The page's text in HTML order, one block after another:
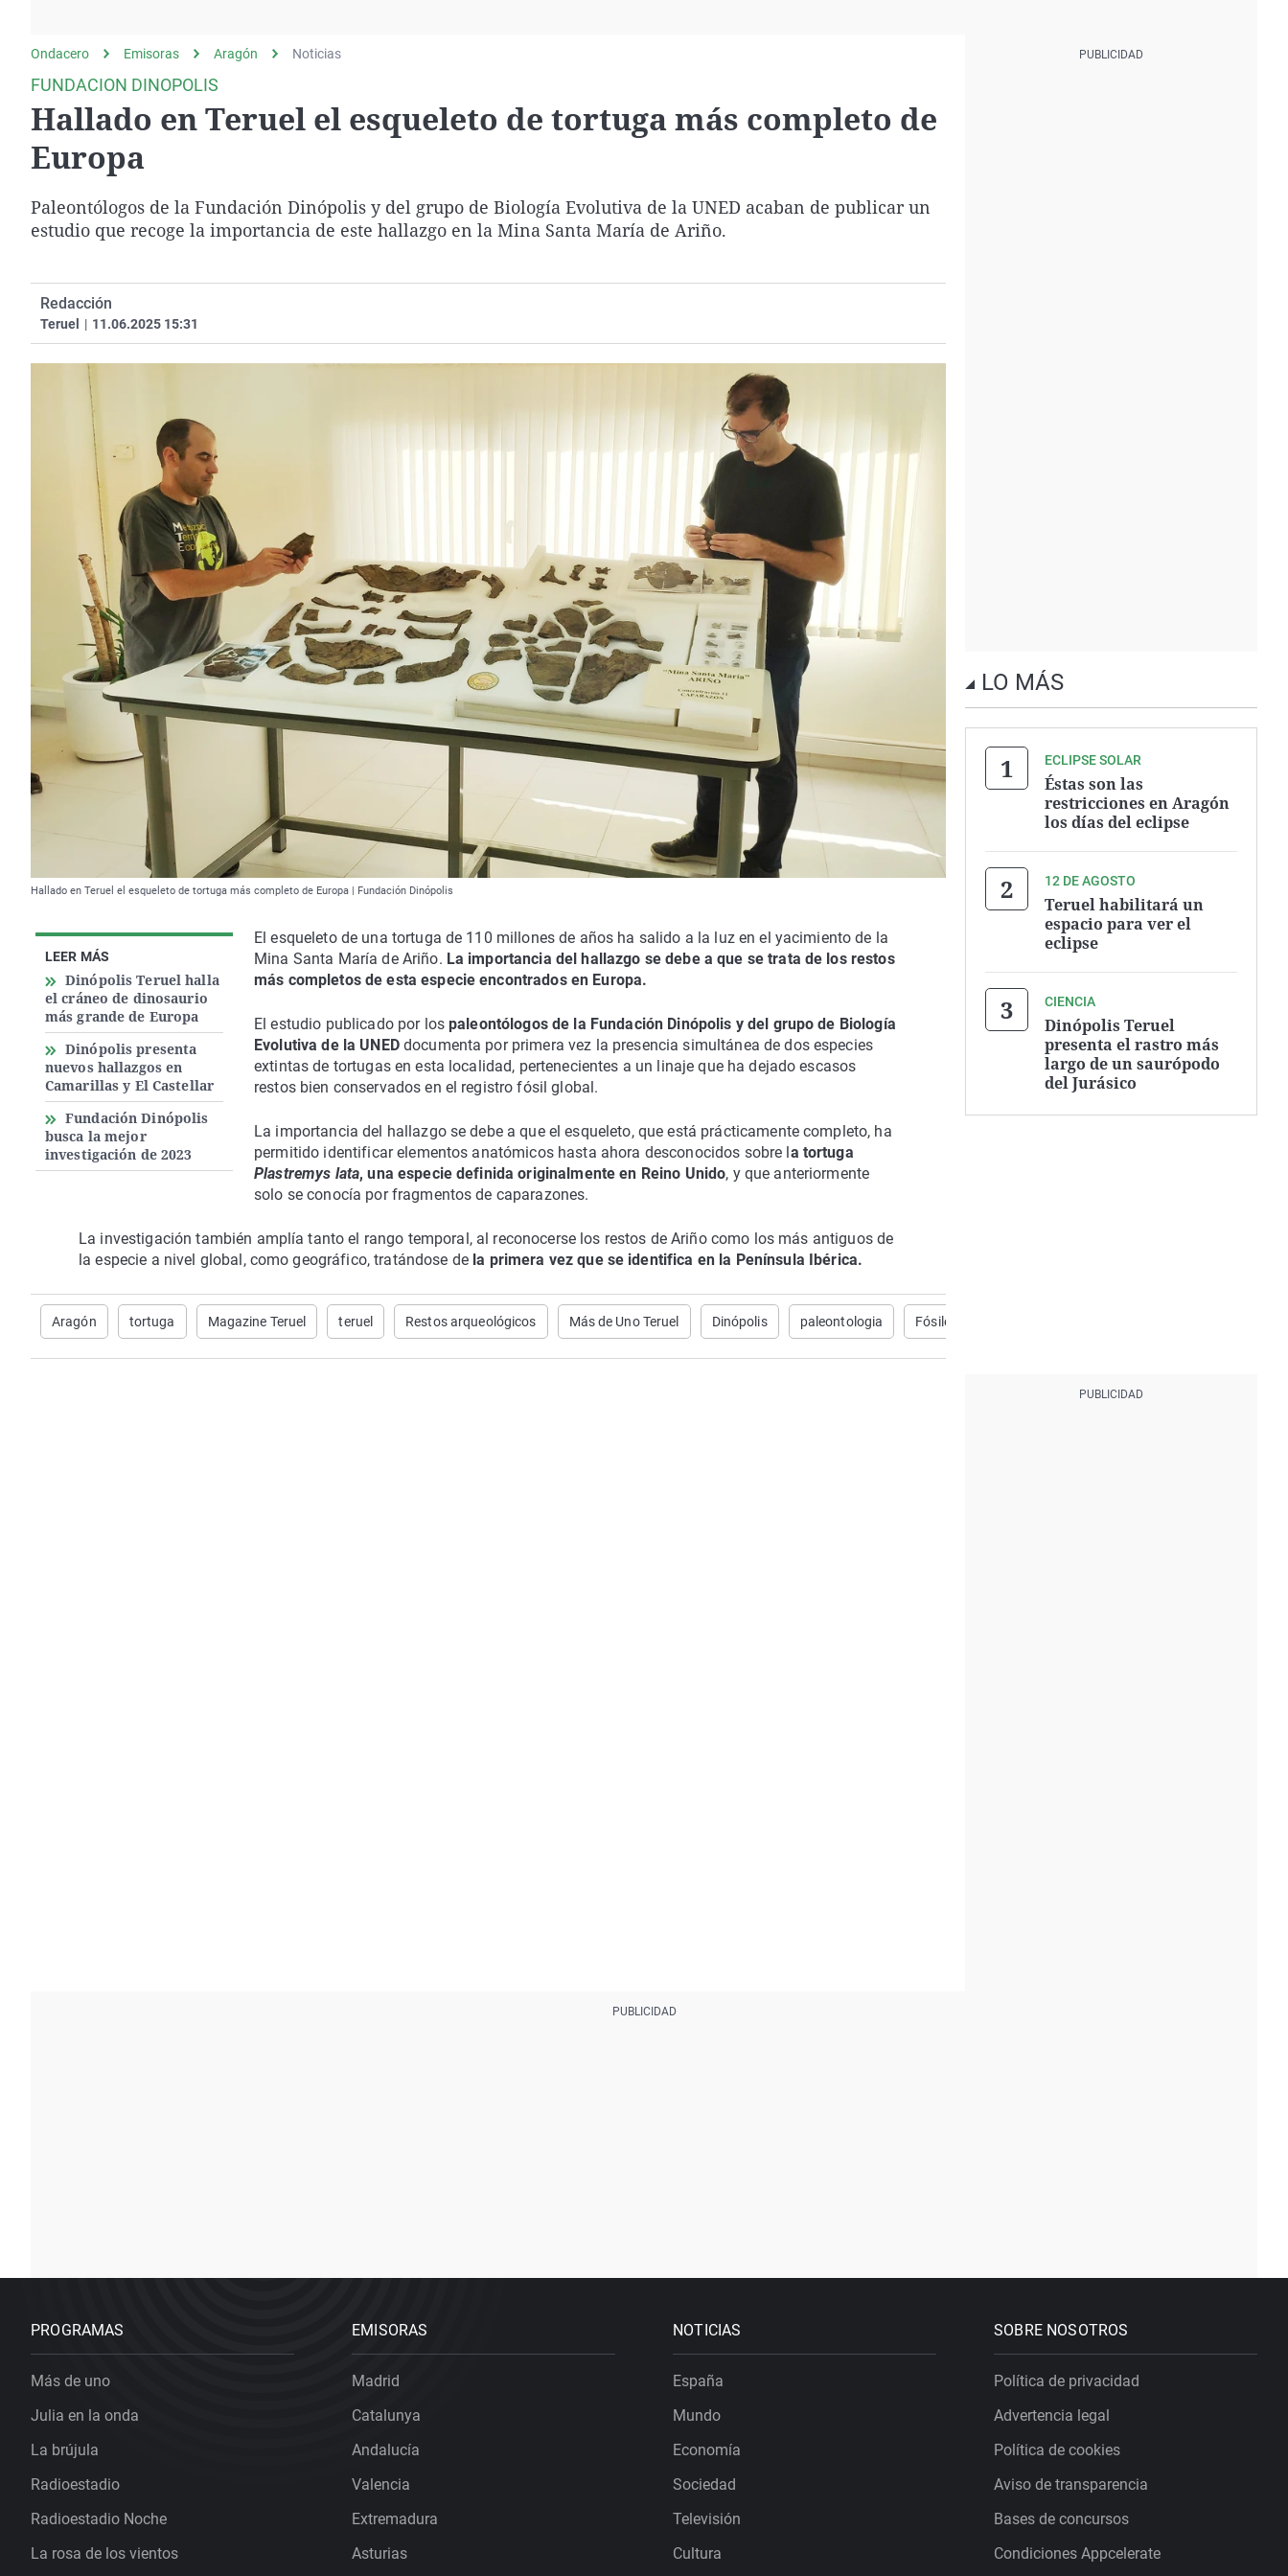
gato
Operación Viuda
Negra
Navarra
País Vasco
Ondacero Emisoras Aragón Noticias
FUNDACION DINOPOLIS
Hallado en Teruel el esqueleto de tortuga más completo de
Europa
Paleontólogos de la Fundación Dinópolis y del grupo de Biología Evolutiva de la UNED acaban de publicar un
estudio que recoge la importancia de este hallazgo en la Mina Santa María de Ariño.
Redacción
Teruel | 11.06.2025 15:31
Hallado en Teruel el esqueleto de tortuga más completo de Europa | Fundación Dinópolis
LEER MÁS
Dinópolis Teruel halla
el cráneo de dinosaurio
más grande de Europa
Dinópolis presenta
nuevos hallazgos en
Camarillas y El Castellar
Fundación Dinópolis
busca la mejor
investigación de 2023
El esqueleto de una tortuga de 110 millones de años ha salido a la luz en el yacimiento de la
Mina Santa María de Ariño. La importancia del hallazgo se debe a que se trata de los restos
más completos de esta especie encontrados en Europa.
El estudio publicado por lospaleontólogos de la Fundación Dinópolis y del grupo de Biología
Evolutiva de la UNED documenta por primera vez la presencia simultánea de dos especies
extintas de tortugas en esta localidad, pertenecientes a un linaje que ha dejado escasos
restos bien conservados en el registro fósil global.
La importancia del hallazgo se debe a que el esqueleto, que está prácticamente completo, ha
permitido identificar elementos anatómicos hasta ahora desconocidos sobre l a tortuga
Plastremys lata, una especie definida originalmente en Reino Unido, y que anteriormente
solo se conocía por fragmentos de caparazones.
La investigación también amplía tanto el rango temporal, al reconocerse los restos de Ariño como los más antiguos de
la especie a nivel global, como geográfico, tratándose de la primera vez que se identifica en la Península Ibérica.
Aragón tortuga Magazine Teruel teruel Restos arqueológicos Más de Uno Teruel Dinópolis paleontologia Fósiles
LO MÁS
ECLIPSE SOLAR
Éstas son las
restricciones en Aragón
los días del eclipse
12 DE AGOSTO
Teruel habilitará un
espacio para ver el
eclipse
CIENCIA
Dinópolis Teruel
presenta el rastro más
largo de un saurópodo
del Jurásico
PROGRAMAS
Más de uno
Julia en la onda
La brújula
Radioestadio
Radioestadio Noche
La rosa de los vientos
EMISORAS
Madrid
Catalunya
Andalucía
Valencia
Extremadura
Asturias
NOTICIAS
España
Mundo
Economía
Sociedad
Televisión
Cultura
SOBRE NOSOTROS
Política de privacidad
Advertencia legal
Política de cookies
Aviso de transparencia
Bases de concursos
Condiciones Appcelerate